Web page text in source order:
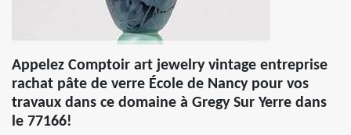
Appelez Comptoir art jewelry vintage entreprise
rachat pâte de verre École de Nancy pour vos
travaux dans ce domaine à Gregy Sur Yerre dans
le 77166!